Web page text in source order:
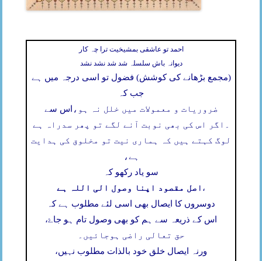
احمد تو عاشقی بمشیخیت ترا چہ کار
دیوانہ باش سلسلہ شد شد نشد نشد
(مجمع بڑھانے کی کوشش) فضول تو اسی درجہ میں ہے
جب کہ
اس سے ضروریات و معمولات میں خلل نہ ہو،
اگر اس کی بھی نوبت آنے لگے تو پھر سدراہ ہے
لوگ کہتے ہیں کہ ہماری نیت تو مخلوق کی ہدایت
ہے،
سو یاد رکھو کہ
اصل مقصود اپنا وصول الی اللہ ہے ،
دوسروں کا ایصال بھی اسی لئے مطلوب ہے کہ
اس کے ذریعہ سے ہم کو بھی وصول تام ہو جاۓ،
حق تعالی راضی ہوجائیں۔
ورنہ ایصال خلق خود بالذات مطلوب نہیں،